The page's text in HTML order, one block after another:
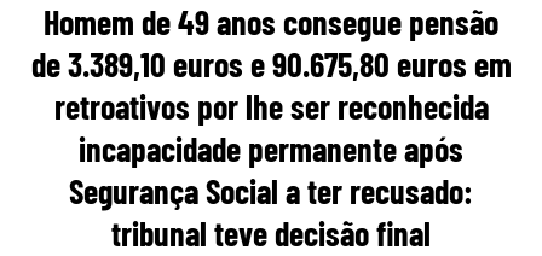
Homem de 49 anos consegue pensão
de 3.389,10 euros e 90.675,80 euros em
retroativos por lhe ser reconhecida
incapacidade permanente após
Segurança Social a ter recusado:
tribunal teve decisão final